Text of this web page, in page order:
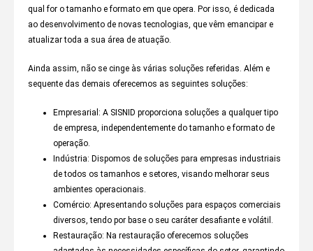
qual for o tamanho e formato em que opera. Por isso, é dedicada
ao desenvolvimento de novas tecnologias, que vêm emancipar e
atualizar toda a sua área de atuação.
Ainda assim, não se cinge às várias soluções referidas. Além e
sequente das demais oferecemos as seguintes soluções:
Empresarial: A SISNID proporciona soluções a qualquer tipo
de empresa, independentemente do tamanho e formato de
operação.
Indústria: Dispomos de soluções para empresas industriais
de todos os tamanhos e setores, visando melhorar seus
ambientes operacionais.
Comércio: Apresentando soluções para espaços comerciais
diversos, tendo por base o seu caráter desafiante e volátil.
Restauração: Na restauração oferecemos soluções